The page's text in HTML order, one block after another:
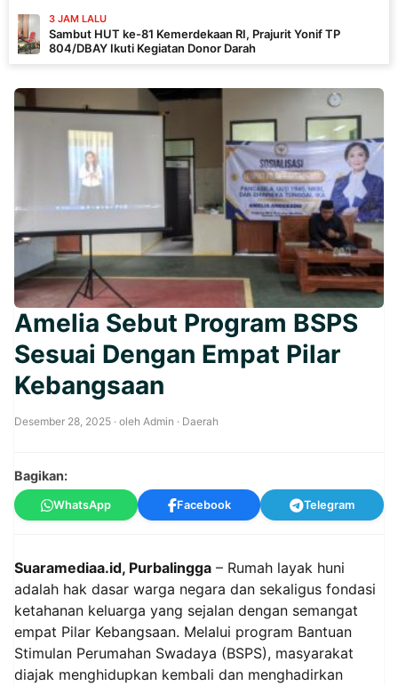
ke-81 Kemerdekaan RI, Prajurit Yonif TP
Ikuti Kegiatan Donor Darah
Amelia Sebut Program BSPS
Sesuai Dengan Empat Pilar
Kebangsaan
Desember 28, 2025 · oleh Admin · Daerah
Bagikan:
WhatsApp Facebook Telegram
Suaramediaa.id, Purbalingga – Rumah layak huni
adalah hak dasar warga negara dan sekaligus fondasi
ketahanan keluarga yang sejalan dengan semangat
empat Pilar Kebangsaan. Melalui program Bantuan
Stimulan Perumahan Swadaya (BSPS), masyarakat
diajak menghidupkan kembali dan menghadirkan